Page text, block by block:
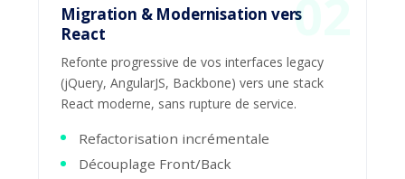
Migration & Modernisation vers
React
Refonte progressive de vos interfaces legacy
(jQuery, AngularJS, Backbone) vers une stack
React moderne, sans rupture de service.
Refactorisation incrémentale
Découplage Front/Back